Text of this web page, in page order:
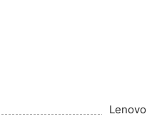
Lenovo